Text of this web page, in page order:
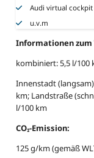
Audi virtual cockpit
u.v.m
Informationen zum
kombiniert: 5,5 l/100
Innenstadt
km; Landstraße
l/100 km
CO₂-Emission:
125 g/km (gemäß